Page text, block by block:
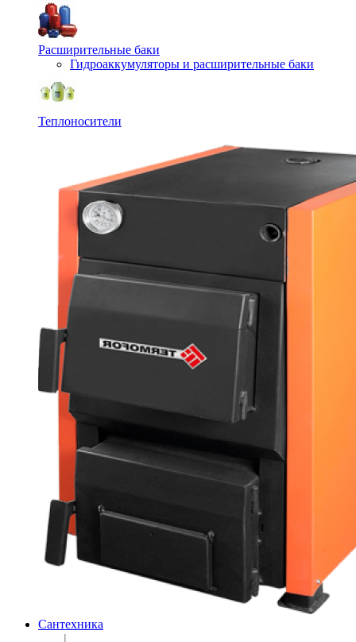
Расширительные баки
Гидроаккумуляторы и расширительные баки
Теплоносители
Сантехника